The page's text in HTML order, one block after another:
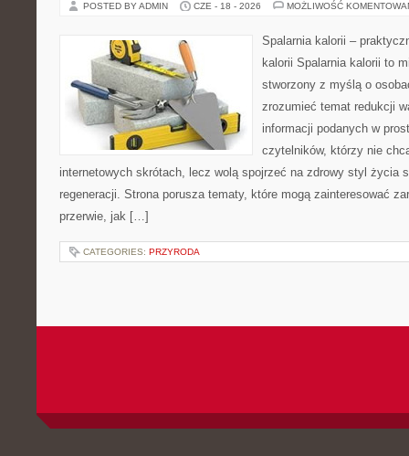
POSTED BY ADMIN CZE - 18 - 2026 MOŻLIWOŚĆ
Spalarnia kalorii –
kalorii Spalarnia kalorii to
stworzony z myślą o
zrozumieć temat redukcji
informacji podanych w
czytelników, którzy nie
internetowych skrótach, lecz wolą spojrzeć na zdrowy styl życia
regeneracji. Strona porusza tematy, które mogą zainteresować
przerwie, jak […]
CATEGORIES: PRZYRODA